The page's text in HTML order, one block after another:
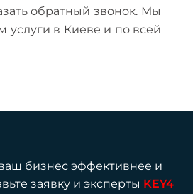
обратный звонок. Мы
услуги в Киеве и по всей
бизнес эффективнее и
заявку и эксперты KEY4